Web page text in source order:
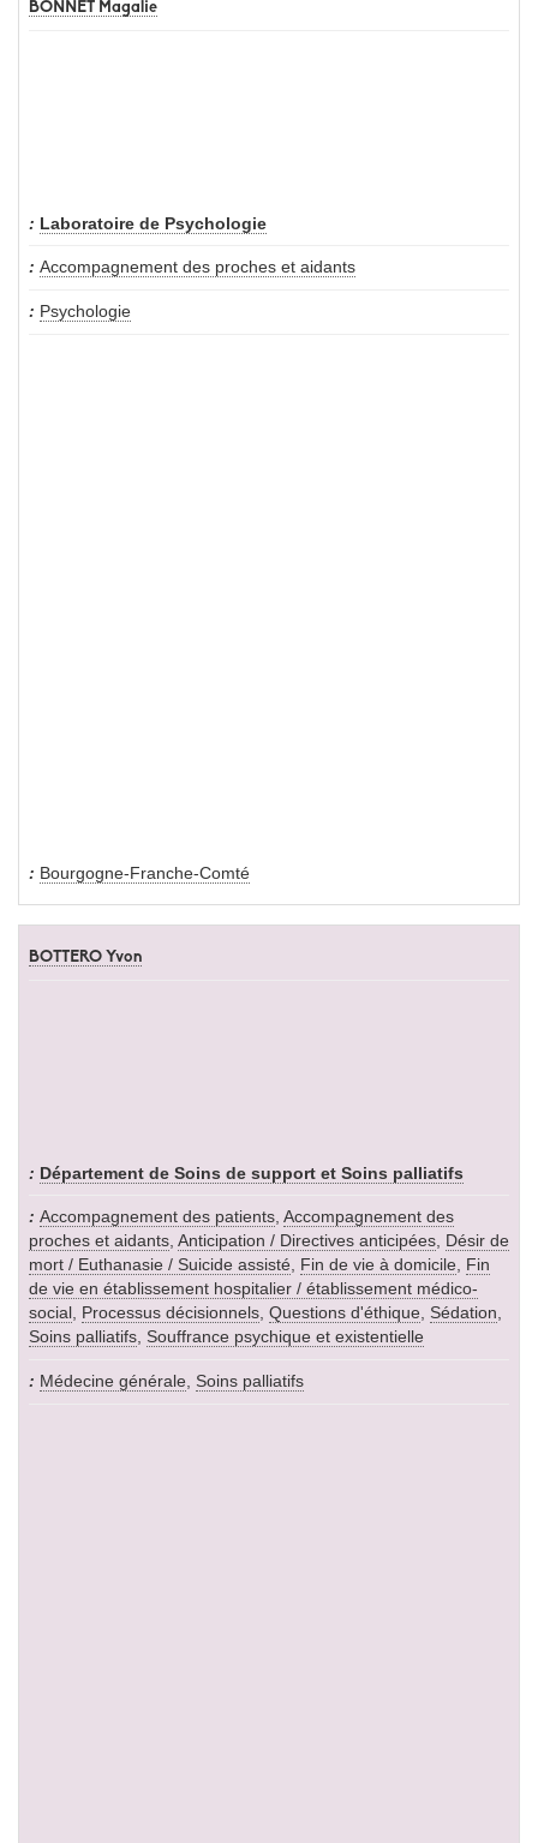
BONNET Magalie
Laboratoire de Psychologie
Accompagnement des proches et aidants
Psychologie
Bourgogne-Franche-Comté
BOTTERO Yvon
Département de Soins de support et Soins palliatifs
Accompagnement des patients Accompagnement des
proches et aidants Anticipation / Directives anticipées
Désir de
mort / Euthanasie / Suicide assisté
Fin de vie à domicile
Fin
de vie en établissement hospitalier / établissement médico-
social
Processus décisionnels Questions d'éthique Sédation
Soins palliatifs Souffrance psychique et existentielle
Médecine générale Soins palliatifs